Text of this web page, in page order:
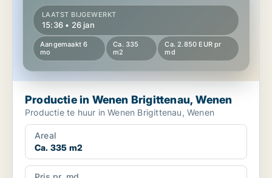
LAATST BIJGEWERKT
15:36 • 26 jan
Aangemaakt 6
mo
Ca. 335
m2
Ca. 2.850 EUR pr
md
Productie in Wenen Brigittenau, Wenen
Productie te huur in Wenen Brigittenau, Wenen
Areal
Ca. 335 m2